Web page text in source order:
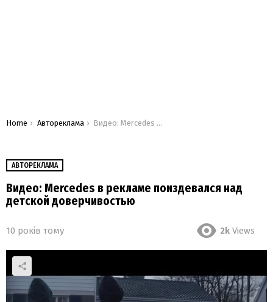
You are here:
Home Автореклама Видео: Mercedes в рекламе поиздевался над детской доверчивостью
АВТОРЕКЛАМА
Видео: Mercedes в рекламе поиздевался над
детской доверчивостью
10 років тому 2k Views